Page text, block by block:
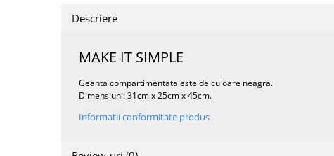
Descriere
MAKE IT SIMPLE
Geanta compartimentata este de culoare neagra.
Dimensiuni: 31cm x 25cm x 45cm.
Informatii conformitate produs